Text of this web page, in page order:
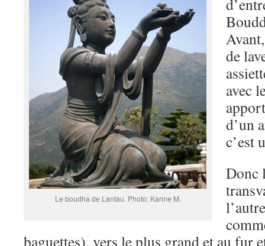
Le boudha de Lantau. Photo: Karine M.
de
avec
d’un
c’est
Donc
baguettes), vers le plus grand et au fur